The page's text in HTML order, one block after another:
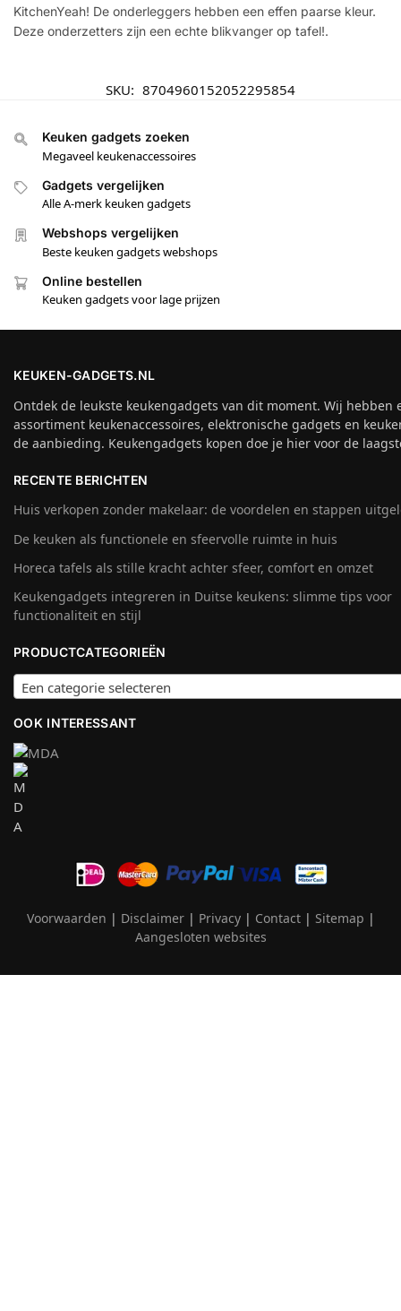
KitchenYeah! De onderleggers hebben een effen paarse kleur.
Deze onderzetters zijn een echte blikvanger op tafel!.
SKU: 8704960152052295854
Keuken gadgets zoeken
Megaveel keukenaccessoires
Gadgets vergelijken
Alle A-merk keuken gadgets
Webshops vergelijken
Beste keuken gadgets webshops
Online bestellen
Keuken gadgets voor lage prijzen
KEUKEN-GADGETS.NL
Ontdek de leukste keukengadgets van dit moment. Wij hebben
assortiment keukenaccessoires, elektronische gadgets en
de aanbieding. Keukengadgets kopen doe je hier voor de
RECENTE BERICHTEN
Huis verkopen zonder makelaar: de voordelen en stappen
De keuken als functionele en sfeervolle ruimte in huis
Horeca tafels als stille kracht achter sfeer, comfort en omzet
Keukengadgets integreren in Duitse keukens: slimme tips voor
functionaliteit en stijl
PRODUCTCATEGORIEËN
Een categorie selecteren
OOK INTERESSANT
Voorwaarden | Disclaimer| Privacy| Contact| Sitemap |
Aangesloten websites